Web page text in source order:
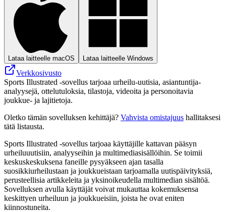
Lataa laitteelle macOS Lataa laitteelle Windows
Verkkosivusto
Sports Illustrated -sovellus tarjoaa urheilu-uutisia, asiantuntija-
analyysejä, ottelutuloksia, tilastoja, videoita ja personoitavia
joukkue- ja lajitietoja.
Oletko tämän sovelluksen kehittäjä? Vahvista omistajuus hallitaksesi
tätä listausta.
Sports Illustrated -sovellus tarjoaa käyttäjille kattavan pääsyn
urheiluuutisiin, analyyseihin ja multimediasisällöihin. Se toimii
keskuskeskuksena faneille pysyäkseen ajan tasalla
suosikkiurheilustaan ​​ja joukkueistaan ​​tarjoamalla uutispäivityksiä,
perusteellisia artikkeleita ja yksinoikeudella multimedian sisältöä.
Sovelluksen avulla käyttäjät voivat mukauttaa kokemuksensa
keskittyen urheiluun ja joukkueisiin, joista he ovat eniten
kiinnostuneita.